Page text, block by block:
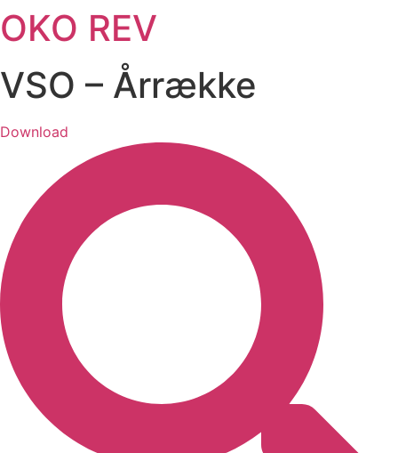
Videre
til
OKO REV
VSO – Årrække
Download